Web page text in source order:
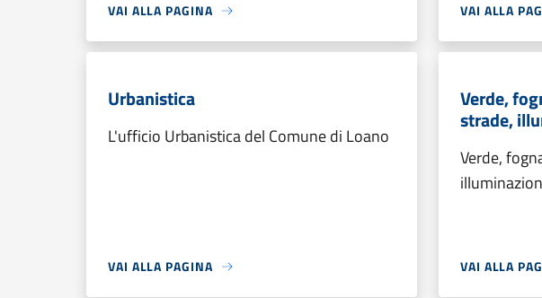
VAI ALLA PAGINA VAI ALLA
Urbanistica
L'ufficio Urbanistica del Comune di Loano
VAI ALLA PAGINA
Verde,
strade,
Verde,
VAI ALLA